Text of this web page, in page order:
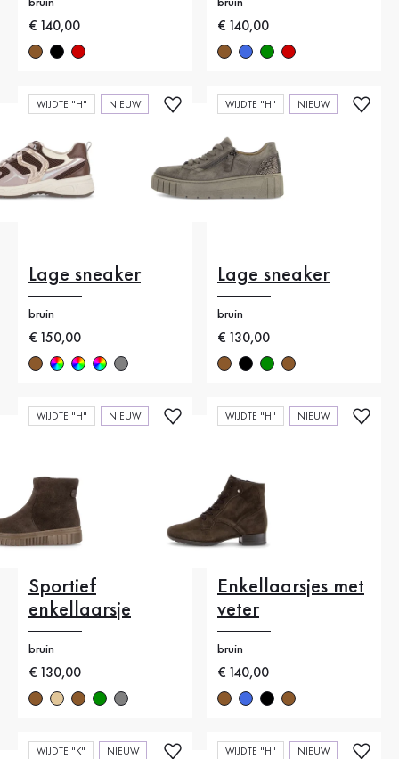
bruin
Nieuwe prijs
€ 140,00
bruin
Nieuwe prijs
€ 140,00
WIJDTE "H" NIEUW
Lage sneaker
bruin
Nieuwe prijs
€ 150,00
WIJDTE "H" NIEUW
Lage sneaker
bruin
Nieuwe prijs
€ 130,00
WIJDTE "H" NIEUW
Sportief
enkellaarsje
bruin
Nieuwe prijs
€ 130,00
WIJDTE "H" NIEUW
Enkellaarsjes met
veter
bruin
Nieuwe prijs
€ 140,00
WIJDTE "K" NIEUW WIJDTE "H" NIEUW